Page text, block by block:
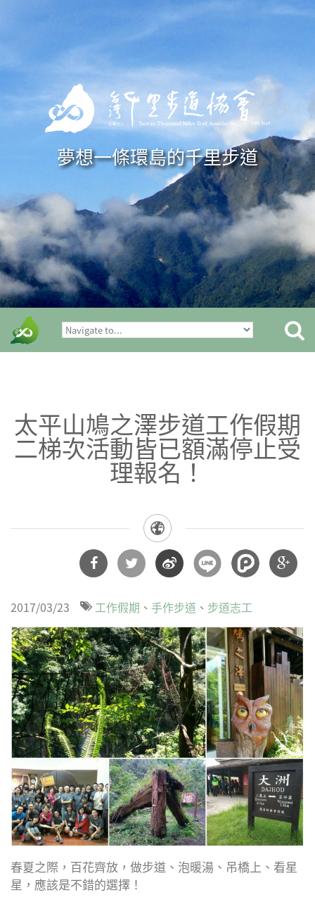
夢想一條環島的千里步道
太平山鳩之澤步道工作假期
二梯次活動皆已額滿停止受
理報名！
FacebookTwitter
博
Google
Plus
2017/03/23 工作假期 手作步道 步道志工
春夏之際，百花齊放，做步道、泡暖湯、吊橋上、看星
星，應該是不錯的選擇！